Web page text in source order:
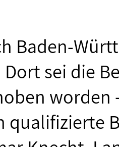
Baden-
sei die
qualifizierte